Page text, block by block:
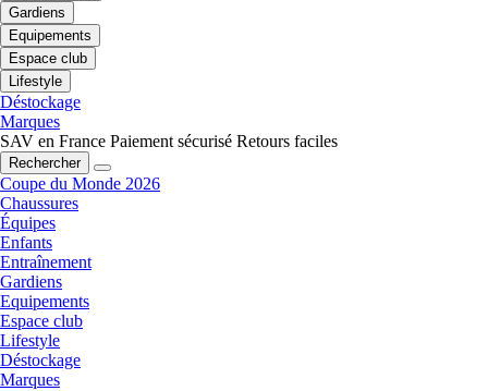
Gardiens
Equipements
Espace club
Lifestyle
Déstockage
Marques
SAV en France Paiement sécurisé Retours faciles
Rechercher
Coupe du Monde 2026
Chaussures
Équipes
Enfants
Entraînement
Gardiens
Equipements
Espace club
Lifestyle
Déstockage
Marques